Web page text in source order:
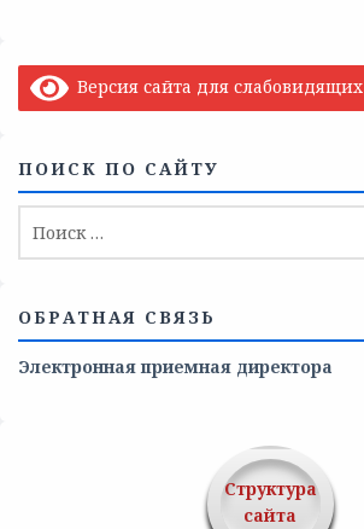
Версия сайта для слабовидящих
ПОИСК ПО САЙТУ
ОБРАТНАЯ СВЯЗЬ
Электронная приемная директора
Структура
сайта